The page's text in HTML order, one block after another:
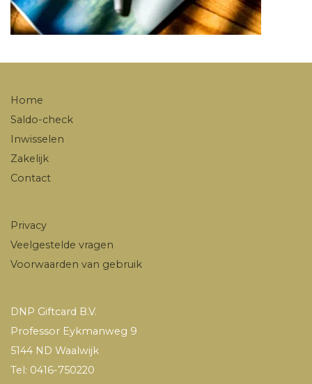
Home
Saldo-check
Inwisselen
Zakelijk
Contact
Privacy
Veelgestelde vragen
Voorwaarden van gebruik
DNP Giftcard B.V.
Professor Eykmanweg 9
5144 ND Waalwijk
Tel: 0416-750220